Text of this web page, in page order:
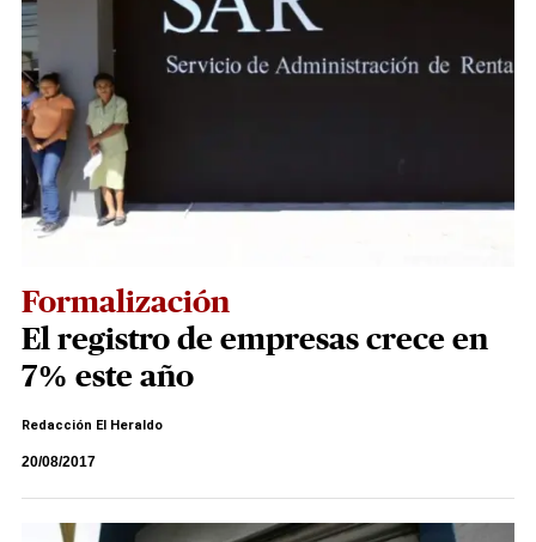
Formalización
El registro de empresas crece en
7% este año
Redacción El Heraldo
20/08/2017